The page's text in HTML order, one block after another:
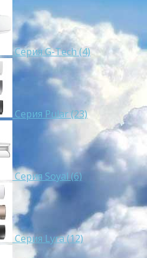
Серия G-Tech (4)
Серия Pular (23)
Cерия Soyal (6)
Серия Lyra (12)